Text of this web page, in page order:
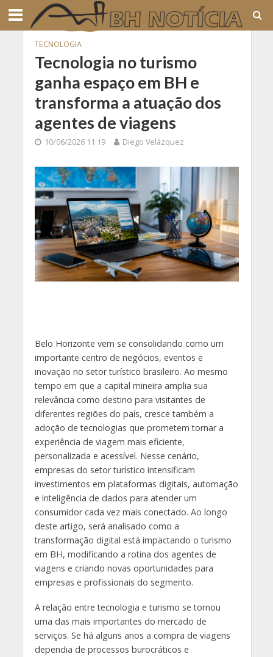
TECNOLOGIA
Tecnologia no turismo
ganha espaço em BH e
transforma a atuação dos
agentes de viagens
10/06/2026 11:19 Diego Velázquez
Belo Horizonte vem se consolidando como um
importante centro de negócios, eventos e
inovação no setor turístico brasileiro. Ao mesmo
tempo em que a capital mineira amplia sua
relevância como destino para visitantes de
diferentes regiões do país, cresce também a
adoção de tecnologias que prometem tornar a
experiência de viagem mais eficiente,
personalizada e acessível. Nesse cenário,
empresas do setor turístico intensificam
investimentos em plataformas digitais, automação
e inteligência de dados para atender um
consumidor cada vez mais conectado. Ao longo
deste artigo, será analisado como a
transformação digital está impactando o turismo
em BH, modificando a rotina dos agentes de
viagens e criando novas oportunidades para
empresas e profissionais do segmento.
A relação entre tecnologia e turismo se tornou
uma das mais importantes do mercado de
serviços. Se há alguns anos a compra de viagens
dependia de processos burocráticos e